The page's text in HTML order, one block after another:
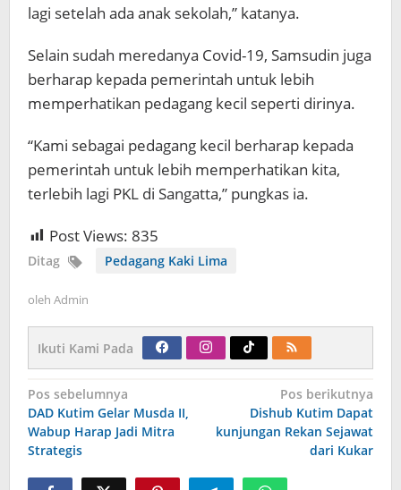
lagi setelah ada anak sekolah,” katanya.
Selain sudah meredanya Covid-19, Samsudin juga
berharap kepada pemerintah untuk lebih
memperhatikan pedagang kecil seperti dirinya.
“Kami sebagai pedagang kecil berharap kepada
pemerintah untuk lebih memperhatikan kita,
terlebih lagi PKL di Sangatta,” pungkas ia.
Post Views: 835
Ditag Pedagang Kaki Lima
oleh Admin
Ikuti Kami Pada
Navigasi
pos
Pos sebelumnya
DAD Kutim Gelar Musda II,
Wabup Harap Jadi Mitra
Strategis
Pos berikutnya
Dishub Kutim Dapat
kunjungan Rekan Sejawat
dari Kukar